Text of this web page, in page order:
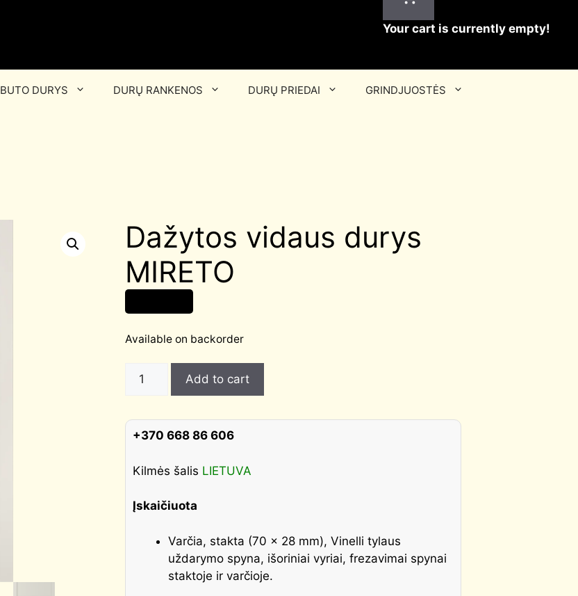
Your cart is currently empty!
BUTO DURYS DURŲ RANKENOS DURŲ PRIEDAI GRINDJUOSTĖS
Dažytos vidaus durys
MIRETO
Available on backorder
Dažytos
MIRETO
quantity
Add to cart
+370 668 86 606
Kilmės šalis LIETUVA
Įskaičiuota
Varčia, stakta (70 x 28 mm), Vinelli tylaus
uždarymo spyna, išoriniai vyriai, frezavimai spynai
staktoje ir varčioje.